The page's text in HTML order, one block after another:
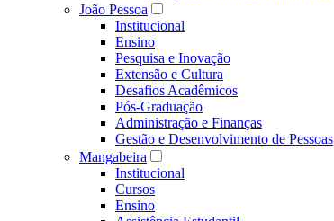
João Pessoa
Institucional
Ensino
Pesquisa e Inovação
Extensão e Cultura
Desafios Acadêmicos
Pós-Graduação
Administração e Finanças
Gestão e Desenvolvimento de Pessoas
Mangabeira
Institucional
Cursos
Ensino